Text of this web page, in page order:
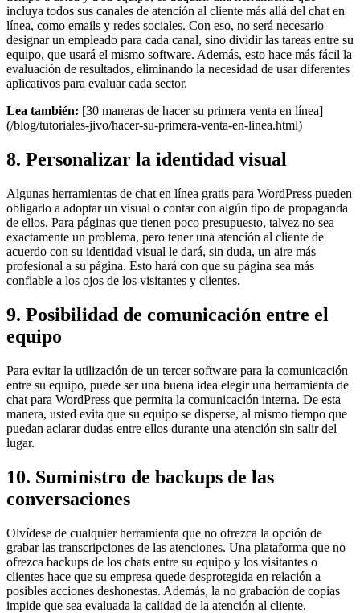
incluya todos sus canales de atención al cliente más allá del chat en
línea, como emails y redes sociales. Con eso, no será necesario
designar un empleado para cada canal, sino dividir las tareas entre su
equipo, que usará el mismo software. Además, esto hace más fácil la
evaluación de resultados, eliminando la necesidad de usar diferentes
aplicativos para evaluar cada sector.
Lea también: [30 maneras de hacer su primera venta en línea]
(/blog/tutoriales-jivo/hacer-su-primera-venta-en-linea.html)
8. Personalizar la identidad visual
Algunas herramientas de chat en línea gratis para WordPress pueden
obligarlo a adoptar un visual o contar con algún tipo de propaganda
de ellos. Para páginas que tienen poco presupuesto, talvez no sea
exactamente un problema, pero tener una atención al cliente de
acuerdo con su identidad visual le dará, sin duda, un aire más
profesional a su página. Esto hará con que su página sea más
confiable a los ojos de los visitantes y clientes.
9. Posibilidad de comunicación entre el
equipo
Para evitar la utilización de un tercer software para la comunicación
entre su equipo, puede ser una buena idea elegir una herramienta de
chat para WordPress que permita la comunicación interna. De esta
manera, usted evita que su equipo se disperse, al mismo tiempo que
puedan aclarar dudas entre ellos durante una atención sin salir del
lugar.
10. Suministro de backups de las
conversaciones
Olvídese de cualquier herramienta que no ofrezca la opción de
grabar las transcripciones de las atenciones. Una plataforma que no
ofrezca backups de los chats entre su equipo y los visitantes o
clientes hace que su empresa quede desprotegida en relación a
posibles acciones deshonestas. Además, la no grabación de copias
impide que sea evaluada la calidad de la atención al cliente.